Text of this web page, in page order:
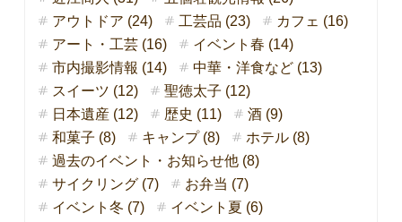
アウトドア (24)
工芸品 (23)
カフェ (16)
アート・工芸 (16)
イベント春 (14)
市内撮影情報 (14)
中華・洋食など (13)
スイーツ (12)
聖徳太子 (12)
日本遺産 (12)
歴史 (11)
酒 (9)
和菓子 (8)
キャンプ (8)
ホテル (8)
過去のイベント・お知らせ他 (8)
サイクリング (7)
お弁当 (7)
イベント冬 (7)
イベント夏 (6)